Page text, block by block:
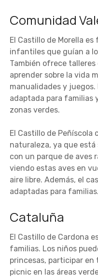
Comunidad
El Castillo de Morella
infantiles que guían a
También ofrece
aprender sobre la vida
manualidades y
adaptada para familias
zonas verdes.
El Castillo de Peñíscola
naturaleza, ya que
con un parque de aves
viendo estas aves en
aire libre. Además, el
adaptadas para familias.
Cataluña
El Castillo de Cardona
familias. Los niños
princesas, participar
picnic en las áreas